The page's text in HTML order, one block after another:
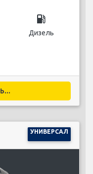
local_gas_station
Дизель
УНИВЕРСАЛ